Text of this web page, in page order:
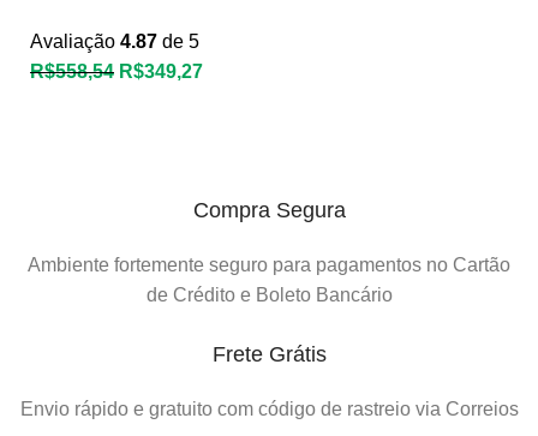
Avaliação 4.87 de 5
R$558,54 R$349,27
Compra Segura
Ambiente fortemente seguro para pagamentos no Cartão
de Crédito e Boleto Bancário
Frete Grátis
Envio rápido e gratuito com código de rastreio via Correios